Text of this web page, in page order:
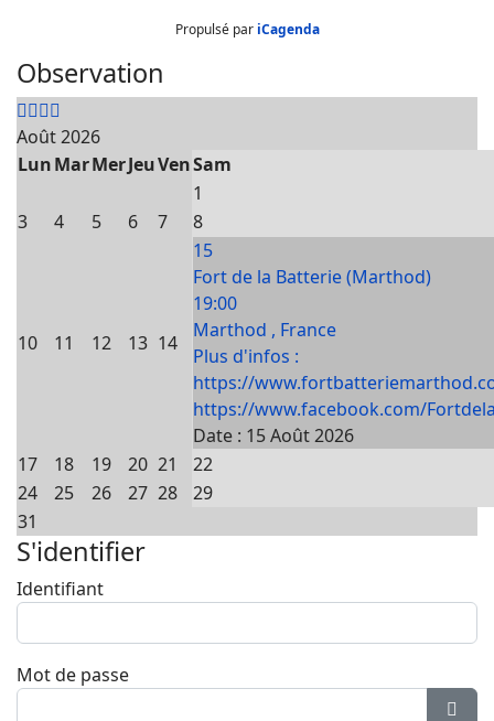
Propulsé par iCagenda
Observation
Août 2026
LunMarMerJeuVenSam
1
3
4 5 6 7 8
10 11 12 13 14
15
Fort de la Batterie (Marthod)
19:00
Marthod , France
Plus d'infos :
https://
https://www.facebook.com/
Date : 15 Août 2026
17
18 19 20 21
22
24
25 26 27 28
29
31
S'identifier
Identifiant
Mot de passe